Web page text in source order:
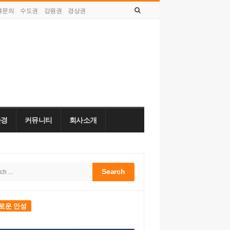
문의 수도권 강원권
경상권
커뮤니티 회사소개
운 안성